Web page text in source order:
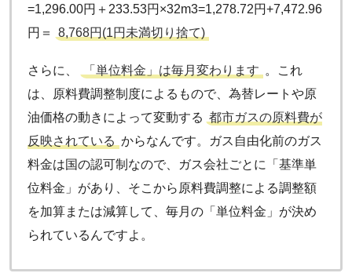
=1,296.00円＋233.53円×32m3=1,278.72円+7,472.96
円＝
8,768円(1円未満切り捨て)
さらに、 「単位料金」は毎月変わります 。これ
は、原料費調整制度によるもので、為替レートや原
油価格の動きによって変動する 都市ガスの原料費が
反映されている からなんです。ガス自由化前のガス
料金は国の認可制なので、ガス会社ごとに「基準単
位料金」があり、そこから原料費調整による調整額
を加算または減算して、毎月の「単位料金」が決め
られているんですよ。